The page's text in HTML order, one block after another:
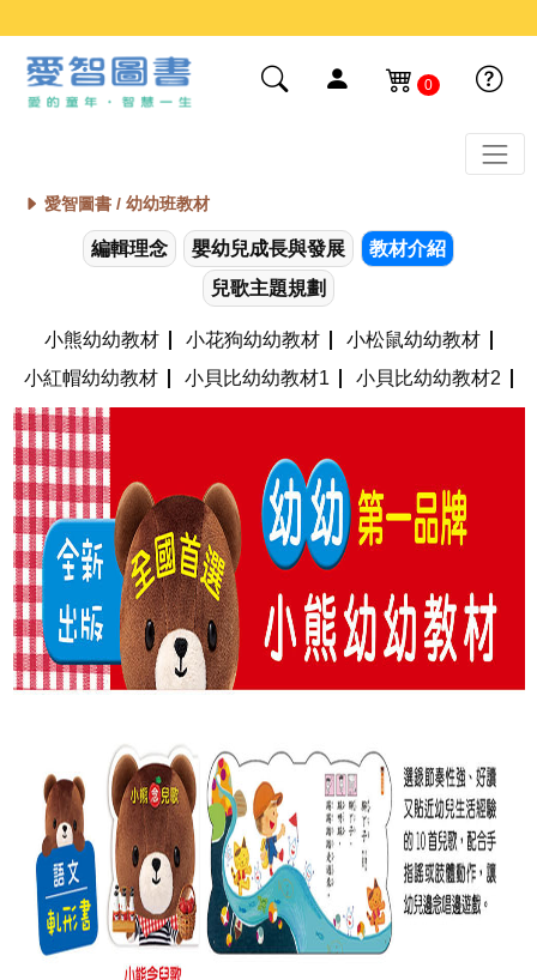
0
愛智圖書 / 幼幼班教材
編輯理念 嬰幼兒成長與發展
教材介紹
兒歌主題規劃
小熊幼幼教材 小花狗幼幼教材
小松鼠幼幼教材
小紅帽幼幼教材
小貝比幼幼教材1 小貝比幼幼教材2